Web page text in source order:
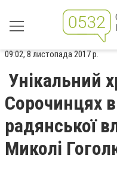
09:02, 8 листопада 2017 р.
Унікальний
Сорочинцях
радянської
Миколі